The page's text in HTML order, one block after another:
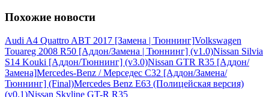
Похожие новости
Audi A4 Quattro ABT 2017 [Замена | Тюннинг]Volkswagen
Touareg 2008 R50 [Аддон/Замена | Тюннинг] (v1.0)Nissan Silvia
S14 Kouki [Аддон/Тюннинг] (v3.0)Nissan GTR R35 [Аддон/
Замена]Mercedes-Benz / Мерседес C32 [Аддон/Замена/
Тюннинг] (Final)Mercedes Benz E63 (Полицейская версия)
(v0.1)Nissan Skyline GT-R R35